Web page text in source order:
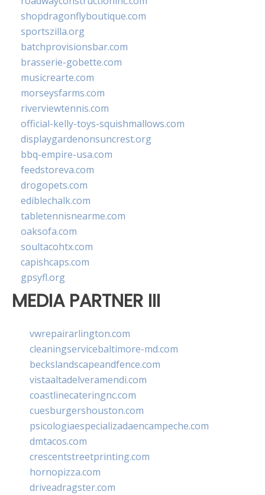
shopdragonflyboutique.com
sportszilla.org
batchprovisionsbar.com
brasserie-gobette.com
musicrearte.com
morseysfarms.com
riverviewtennis.com
official-kelly-toys-squishmallows.com
displaygardenonsuncrest.org
bbq-empire-usa.com
feedstoreva.com
drogopets.com
ediblechalk.com
tabletennisnearme.com
oaksofa.com
soultacohtx.com
capishcaps.com
gpsyfl.org
MEDIA PARTNER III
vwrepairarlington.com
cleaningservicebaltimore-md.com
beckslandscapeandfence.com
vistaaltadelveramendi.com
coastlinecateringnc.com
cuesburgershouston.com
psicologiaespecializadaencampeche.com
dmtacos.com
crescentstreetprinting.com
hornopizza.com
driveadragster.com